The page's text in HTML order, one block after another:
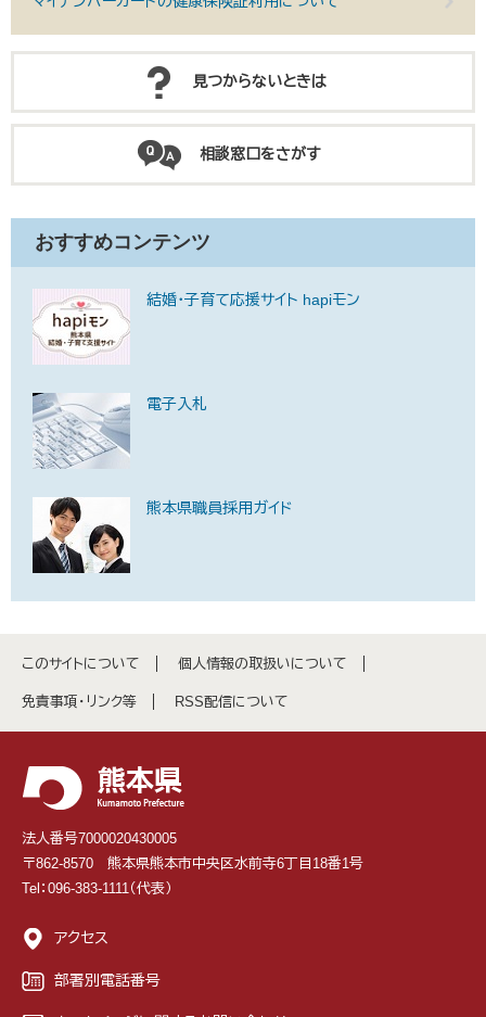
見つからないときは
相談窓口をさがす
おすすめコンテンツ
結婚・子育て応援サイト hapiモン
電子入札
熊本県職員採用ガイド
このサイトについて 個人情報の取扱いについて
免責事項・リンク等 RSS配信について
法人番号7000020430005
〒862-8570 熊本県熊本市中央区水前寺6丁目18番1号
Tel：096-383-1111（代表）
アクセス
部署別電話番号